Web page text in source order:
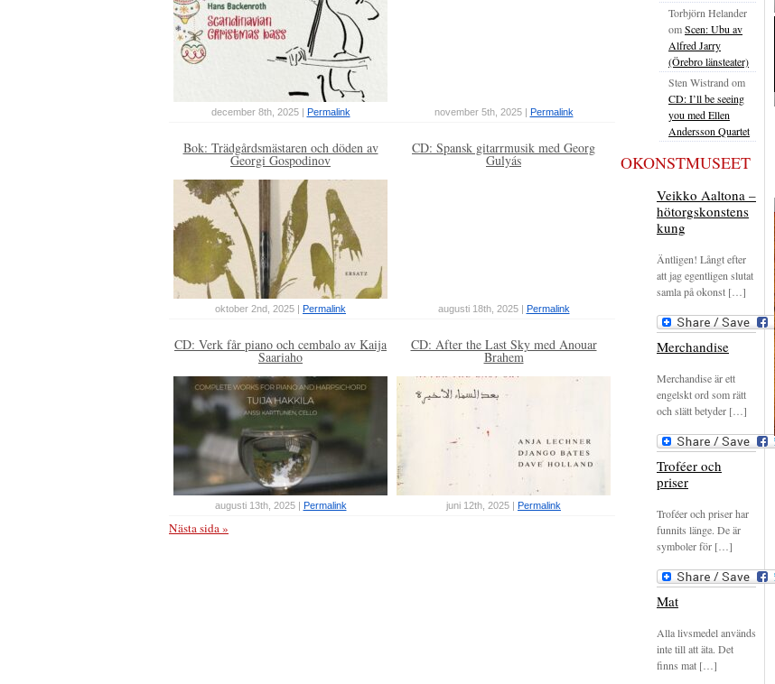
december 8th, 2025 | Permalink november 5th, 2025 | Permalink
Bok: Trädgårdsmästaren och döden av
Georgi Gospodinov
oktober 2nd, 2025 | Permalink
CD: Spansk gitarrmusik med Georg
Gulyás
augusti 18th, 2025 | Permalink
CD: Verk får piano och cembalo av Kaija
Saariaho
augusti 13th, 2025 | Permalink
CD: After the Last Sky med Anouar
Brahem
juni 12th, 2025 | Permalink
Nästa sida »
Torbjörn Helander
omScen: Ubu av
Alfred Jarry
(Örebro länsteater)
Sten Wistrand om
CD: I’ll be seeing
you med Ellen
Andersson Quartet
OKONSTMUSEET
Veikko Aaltona –
hötorgskonstens
kung
Äntligen! Långt efter
att jag egentligen slutat
samla på okonst […]
Merchandise
Merchandise är ett
engelskt ord som rätt
och slätt betyder […]
Troféer och
priser
Troféer och priser har
funnits länge. De är
symboler för […]
Mat
Alla livsmedel används
inte till att äta. Det
finns mat […]